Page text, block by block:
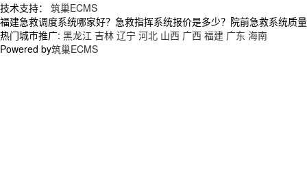
技术支持： 筑巢ECMS
福建急救调度系统哪家好？急救指挥系统报价是多少？院前急救系统
热门城市推广: 黑龙江 吉林 辽宁 河北 山西 广西 福建 广东 海南
Powered by筑巢ECMS